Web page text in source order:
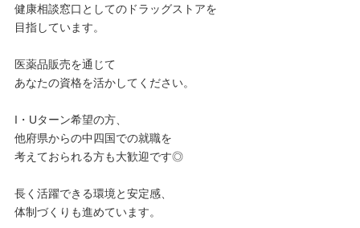
健康相談窓口としてのドラッグストアを
目指しています。
医薬品販売を通じて
あなたの資格を活かしてください。
I・Uターン希望の方、
他府県からの中四国での就職を
考えておられる方も大歓迎です◎
長く活躍できる環境と安定感、
体制づくりも進めています。